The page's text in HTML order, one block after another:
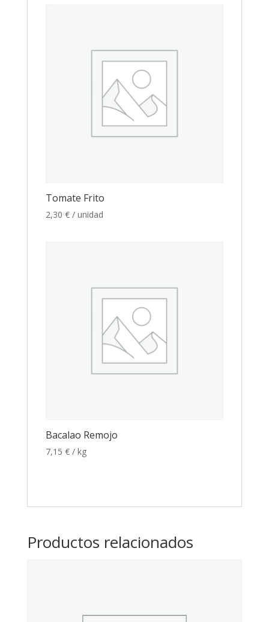
Tomate Frito
2,30 € / unidad
Bacalao Remojo
7,15 € / kg
Productos relacionados